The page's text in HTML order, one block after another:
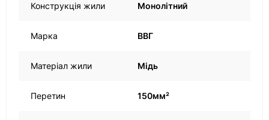
Конструкція жили Монолітний
Марка ВВГ
Матеріал жили Мідь
Перетин 150мм²